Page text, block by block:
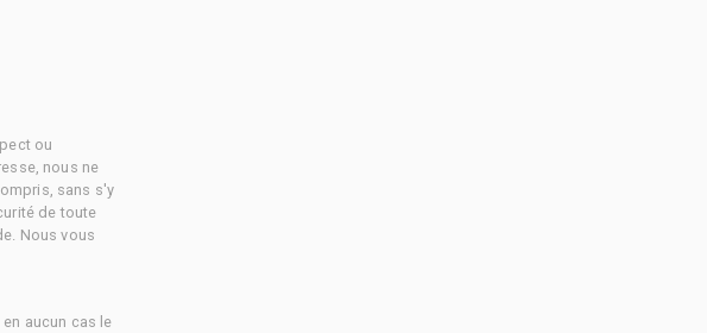
ou
nous ne
sans s'y
de toute
Nous vous
aucun cas le